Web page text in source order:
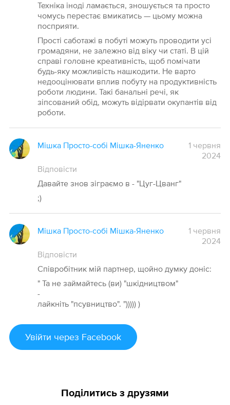
Техніка іноді ламається, зношується та просто
чомусь перестає вмикатись — цьому можна
посприяти.
Прості саботажі в побуті можуть проводити усі
громадяни, не залежно від віку чи статі. В цій
справі головне креативність, щоб помічати
будь-яку можливість нашкодити. Не варто
недооцінювати вплив побуту на продуктивність
роботи людини. Такі банальні речі, як
зіпсований обід, можуть відірвати окупантів від
роботи.
Мішка Просто-собі Мішка-Яненко
1 червня
2024
Відповісти
Давайте знов зіграємо в - "Цуг-Цванг"
;)
Мішка Просто-собі Мішка-Яненко
1 червня
2024
Відповісти
Співробітник мій партнер, щойно думку доніс:
" Та не займайтесь (ви) "шкідництвом"
-
лайкніть "псувництво". "))))) )
Увійти через Facebook
Поділитись з друзями